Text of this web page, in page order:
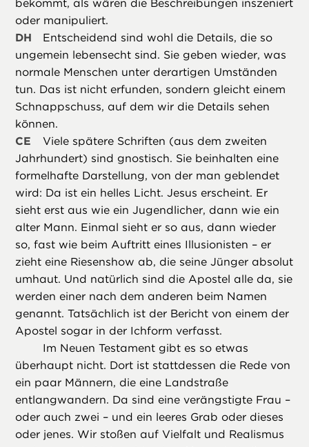
bekommt, als wären die Beschreibungen inszeniert
oder manipuliert.
DH
Entscheidend sind wohl die Details, die so
ungemein lebensecht sind. Sie geben wieder, was
normale Menschen unter derartigen Umständen
tun. Das ist nicht erfunden, sondern gleicht einem
Schnappschuss, auf dem wir die Details sehen
können.
CE
Viele spätere Schriften (aus dem zweiten
Jahrhundert) sind gnostisch. Sie beinhalten eine
formelhafte Darstellung, von der man geblendet
wird: Da ist ein helles Licht. Jesus erscheint. Er
sieht erst aus wie ein Jugendlicher, dann wie ein
alter Mann. Einmal sieht er so aus, dann wieder
so, fast wie beim Auftritt eines Illusionisten – er
zieht eine Riesenshow ab, die seine Jünger absolut
umhaut. Und natürlich sind die Apostel alle da, sie
werden einer nach dem anderen beim Namen
genannt. Tatsächlich ist der Bericht von einem der
Apostel sogar in der Ichform verfasst.
Im Neuen Testament gibt es so etwas
überhaupt nicht. Dort ist stattdessen die Rede von
ein paar Männern, die eine Landstraße
entlangwandern. Da sind eine verängstigte Frau –
oder auch zwei – und ein leeres Grab oder dieses
oder jenes. Wir stoßen auf Vielfalt und Realismus